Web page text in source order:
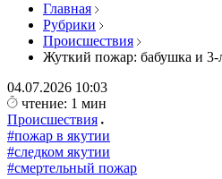
Главная
Рубрики
Происшествия
Жуткий пожар: бабушка и 3-
04.07.2026 10:03
чтение: 1 мин
Происшествия
#пожар в якутии
#следком якутии
#смертельный пожар